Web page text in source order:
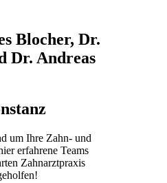
Blocher, Dr.
Dr. Andreas
um Ihre Zahn- und
erfahrene Teams
Zahnarztpraxis